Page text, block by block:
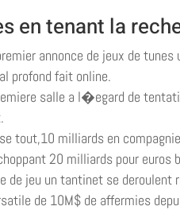
en tenant la
annonce de jeux de tunes
profond fait online.
salle a l�egard de
tout,10 milliards en
20 milliards pour euros
de jeu un tantinet se deroulent
de 10M$ de affermies